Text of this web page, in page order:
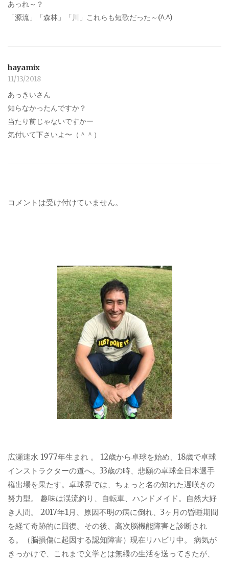
あっれ～？
「源流」「森林」「川」これらも短歌だった～(^.^)
hayamix
11/13/2018
あっきいさん
知らなかったんですか？
当たり前じゃないですかー
気付いて下さいよ〜（＾＾）
コメントは受け付けていません。
広瀬速水 1977年生まれ 。 12歳から卓球を始め、18歳で卓球
インストラクターの道へ。33歳の時、悲願の卓球全日本選手
権出場を果たす。卓球界では、ちょっと名の知れた遅咲きの
努力型。 趣味は渓流釣り、自転車、ハンドメイド。自然大好
き人間。 2017年1月、原因不明の病に倒れ、3ヶ月の昏睡期間
を経て奇跡的に回復。その後、高次脳機能障害と診断され
る。（脳損傷に起因する認知障害）現在リハビリ中。 病気が
きっかけで、これまで文学とは無縁の生活を送ってきたが、